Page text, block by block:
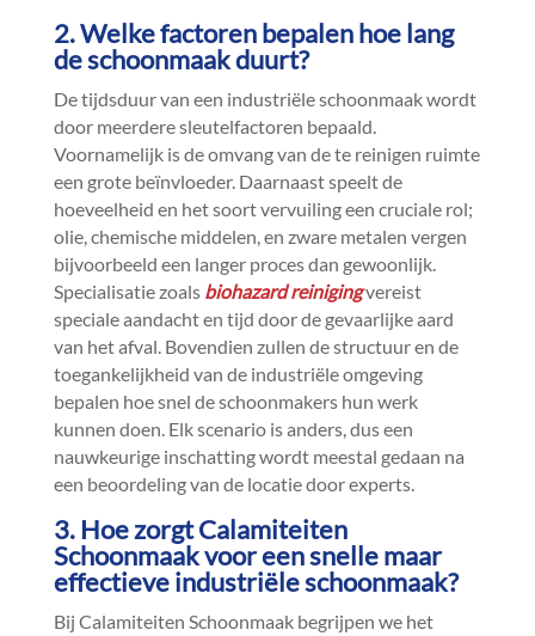
2.​ Welke factoren bepalen hoe lang
de schoonmaak duurt?
De tijdsduur van een industriële schoonmaak wordt
door meerdere sleutelfactoren bepaald.​
Voornamelijk is de omvang van de te reinigen ruimte
een grote beïnvloeder.​ Daarnaast speelt de
hoeveelheid en het soort vervuiling een cruciale rol;
olie, chemische middelen, en zware metalen vergen
bijvoorbeeld een langer proces dan gewoonlijk.​
Specialisatie zoals biohazard reinigingvereist
speciale aandacht en tijd door de gevaarlijke aard
van het afval.​ Bovendien zullen de structuur en de
toegankelijkheid van de industriële omgeving
bepalen hoe snel de schoonmakers hun werk
kunnen doen.​ Elk scenario is anders, dus een
nauwkeurige inschatting wordt meestal gedaan na
een beoordeling van de locatie door experts.​
3.​ Hoe zorgt Calamiteiten
Schoonmaak voor een snelle maar
effectieve industriële schoonmaak?
Bij Calamiteiten Schoonmaak begrijpen we het